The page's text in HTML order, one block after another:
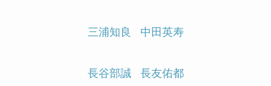
三浦知良 中田英寿
長谷部誠 長友佑都